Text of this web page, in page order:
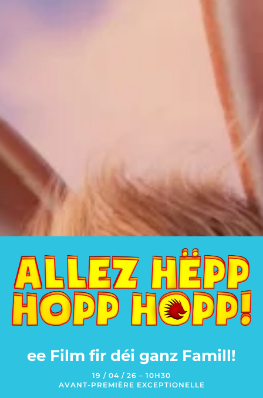
ee Film fir déi ganz Famill!
19 / 04 / 26 – 10H30
AVANT-PREMIÈRE EXCEPTIONELLE